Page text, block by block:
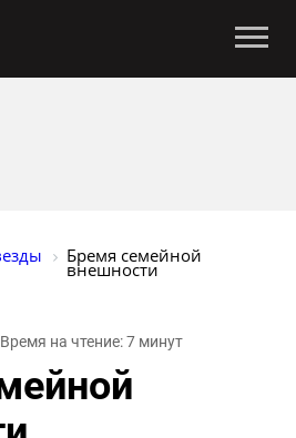
Бремя семейной
внешности
на чтение: 7 минут